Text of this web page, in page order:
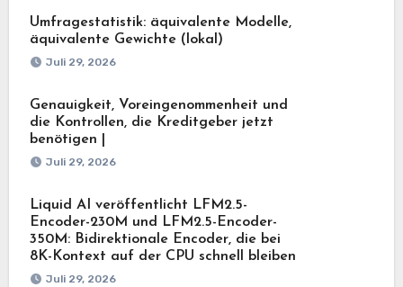
Umfragestatistik: äquivalente Modelle,
äquivalente Gewichte (lokal)
Juli 29, 2026
Genauigkeit, Voreingenommenheit und
die Kontrollen, die Kreditgeber jetzt
benötigen |
Juli 29, 2026
Liquid AI veröffentlicht LFM2.5-
Encoder-230M und LFM2.5-Encoder-
350M: Bidirektionale Encoder, die bei
8K-Kontext auf der CPU schnell bleiben
Juli 29, 2026